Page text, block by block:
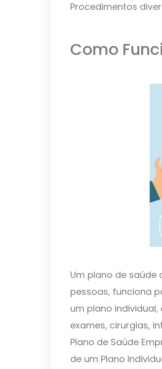
Procedimentos
Como
Um plano de
pessoas, funciona
um plano
exames, cirurgias,
Plano de Saúde
de um Plano